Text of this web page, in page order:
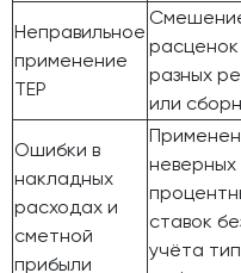
Неправильное
применение
ТЕР
расценок
разных
или
Ошибки в
накладных
расходах и
сметной
прибыли
неверных
ставок
учёта